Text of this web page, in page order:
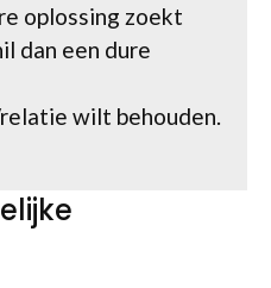
oplossing zoekt
dan een dure
wilt behouden.